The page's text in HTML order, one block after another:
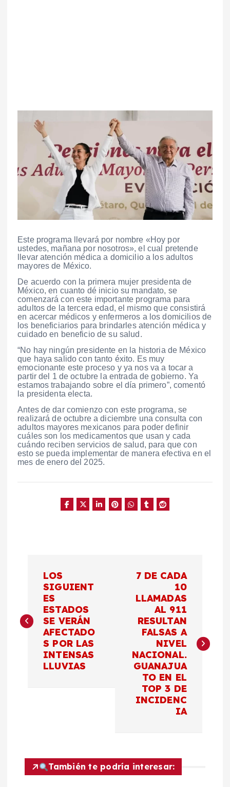
Este programa llevará por nombre «Hoy por
ustedes, mañana por nosotros», el cual pretende
llevar atención médica a domicilio a los adultos
mayores de México.
De acuerdo con la primera mujer presidenta de
México, en cuanto dé inicio su mandato, se
comenzará con este importante programa para
adultos de la tercera edad, el mismo que consistirá
en acercar médicos y enfermeros a los domicilios de
los beneficiarios para brindarles atención médica y
cuidado en beneficio de su salud.
“No hay ningún presidente en la historia de México
que haya salido con tanto éxito. Es muy
emocionante este proceso y ya nos va a tocar a
partir del 1 de octubre la entrada de gobierno. Ya
estamos trabajando sobre el día primero”, comentó
la presidenta electa.
Antes de dar comienzo con este programa, se
realizará de octubre a diciembre una consulta con
adultos mayores mexicanos para poder definir
cuáles son los medicamentos que usan y cada
cuándo reciben servicios de salud, para que con
esto se pueda implementar de manera efectiva en el
mes de enero del 2025.
v
ó
LOS
SIGUIENT
ES
ESTADOS
SE VERÁN
AFECTADO
S POR LAS
INTENSAS
LLUVIAS
7 DE CADA
10
LLAMADAS
AL 911
RESULTAN
FALSAS A
NIVEL
NACIONAL.
GUANAJUA
TO EN EL
TOP 3 DE
INCIDENC
IA
También te podría interesar: